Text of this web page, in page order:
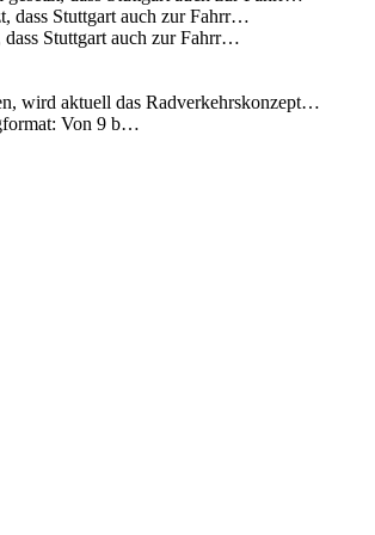
dass Stuttgart auch zur Fahrr…
Stuttgart auch zur Fahrr…
wird aktuell das Radverkehrskonzept…
Von 9 b…